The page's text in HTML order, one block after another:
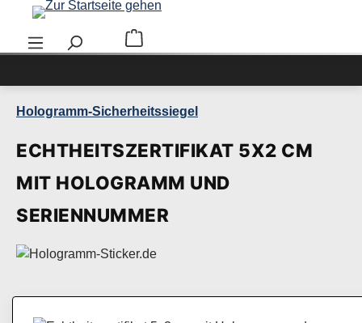
Zum Hauptinhalt springen
Warenkorb enthält 0 Positionen. Der
Hologramm-Sicherheitssiegel
ECHTHEITSZERTIFIKAT 5X2 CM
MIT HOLOGRAMM UND
SERIENNUMMER